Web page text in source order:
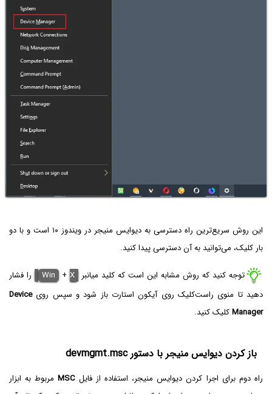
این روش سریع‌ترین راه دسترسی به دیوایس منیجر در ویندوز ۱۰ است و با دو
بار کلیک، می‌توانید به آن دسترسی پیدا کنید.
توجه کنید که روش مشابه این است که کلید میانبر Win + X‌
را فشار
دهید تا منوی راست‌کلیک روی آیکون استارت باز شود و سپس رویDevice
Managerکلیک کنید.
باز کردن دیوایس منیجر با دستور devmgmt.msc
راه دوم برای اجرا کردن دیوایس منیجر، استفاده از فایلMSCمربوط به ابزار